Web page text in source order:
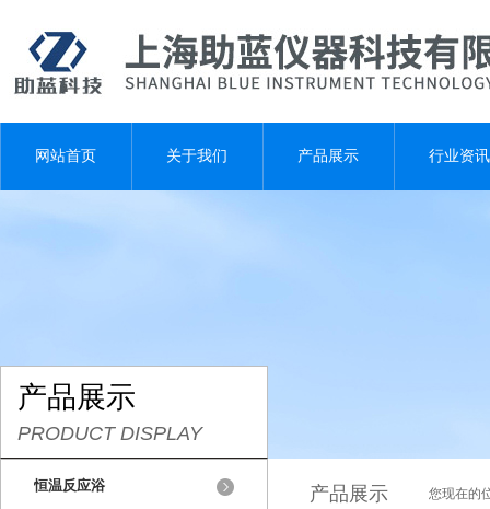
网站首页 关于我们 产品展示 行业资讯
产品展示
PRODUCT DISPLAY
恒温反应浴 产品展示 您现在的